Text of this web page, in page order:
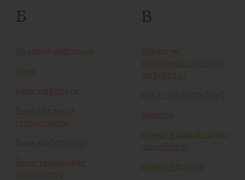
Б
Базавий инфляция
Банк
Банк кафолати
Банк омонати
шартномаси
Банк ресурслари
Банк тизимининг
ликвидлиги
В
Вакиллик
ҳисобварақлардаги
маблағлар
Вақт тафовути (лаг)
Валюта
Валюта айирбошлаш
шохобчаси
Валюта бозори